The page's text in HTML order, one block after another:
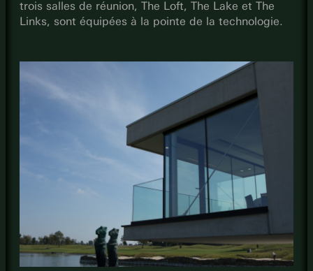
trois salles de réunion, The Loft, The Lake et The
Links, sont équipées à la pointe de la technologie.